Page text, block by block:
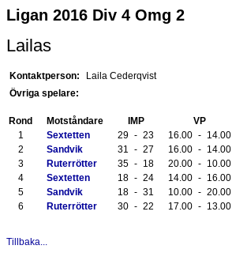
Ligan 2016 Div 4 Omg 2
Lailas
Kontaktperson:
Laila Cederqvist
Övriga spelare:
Rond Motståndare IMP
VP
1
Sextetten 29 - 23 16.00 - 14.00
2
Sandvik 31 - 27 16.00 - 14.00
3
Ruterrötter 35 - 18 20.00 - 10.00
4
Sextetten 18 - 24 14.00 - 16.00
5
Sandvik 18 - 31 10.00 - 20.00
6
Ruterrötter 30 - 22 17.00 - 13.00
Tillbaka...